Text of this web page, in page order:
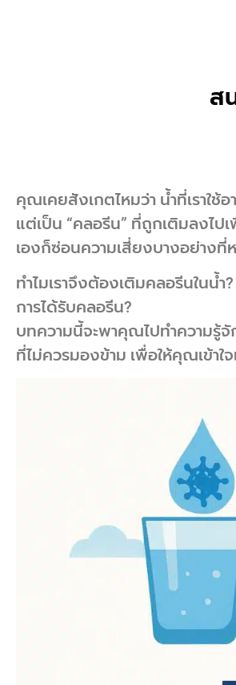
ส
คุณเคยสังเกตไหมว่า น้ำที่เราใช้
แต่เป็น “คลอรีน” ที่ถูกเติมลงไป
เองก็ซ่อนความเสี่ยงบางอย่างที่
ทำไมเราจึงต้องเติมคลอรีนในน้ำ
การได้รับคลอรีน?
บทความนี้จะพาคุณไปทำความรู้
ที่ไม่ควรมองข้าม เพื่อให้คุณเข้าใ